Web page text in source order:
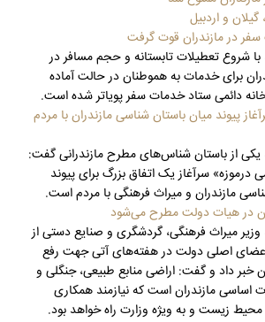
گیلان و اردبیل
سفر در مازندران قوت گرفت
شروع تعطیلات تابستانه و حجم مسافر در
برای خدمات به هموطنان در حالت آماده
دائمی ستاد خدمات سفر پویاتر شده است.
پیوند میان باستان شناسی مازندران با مردم
یکی از باستان شناس‌های مطرح مازندرانی گفت:
درموزه» سرآغاز یک اتفاق بزرگ برای پیوند
مازندران و میراث فرهنگی با مردم است.
در هیات دولت مطرح می‌شود
میراث فرهنگی، گردشگری و صنایع دستی از
جلساتی با ۴ اعضای اصلی دولت در هفته‌های آتی جهت رفع
خبر داد و گفت: اراضی منابع طبیعی، جنگلی و
اساسی مازندران است که نیازمند همکاری
محیط زیست و به ویژه وزارت راه خواهد بود.